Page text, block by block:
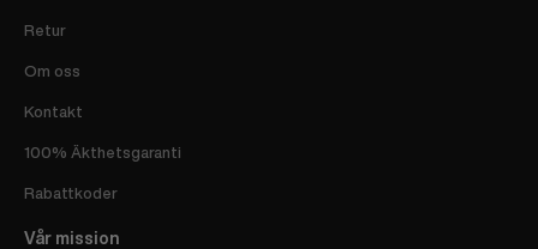
Retur
Om oss
Kontakt
100% Äkthetsgaranti
Rabattkoder
Vår mission